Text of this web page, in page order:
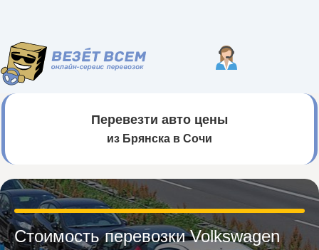
Перевезти авто цены
из Брянска в Сочи
Стоимость перевозки Volkswagen